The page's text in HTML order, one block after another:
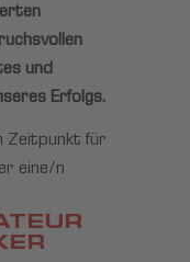
und
Erfolgs.
Zeitpunkt für
eine/n